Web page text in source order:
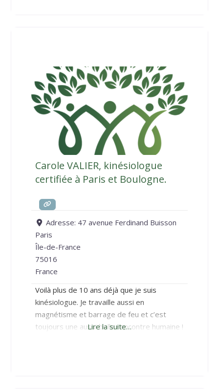
Carole VALIER, kinésiologue
certifiée à Paris et Boulogne.
Adresse: 47 avenue Ferdinand Buisson
Paris
Île-de-France
75016
France
Voilà plus de 10 ans déjà que je suis
kinésiologue. Je travaille aussi en
magnétisme et barrage de feu et c’est
toujours une aussi belle rencontre humaine !
Lire la suite…